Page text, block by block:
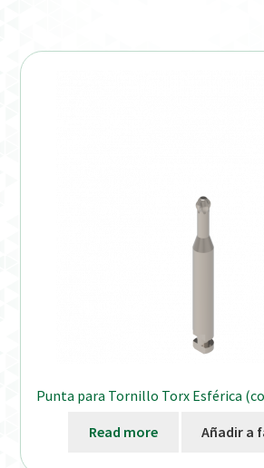
Punta para Tornillo Torx Esférica
Read more Añadir a